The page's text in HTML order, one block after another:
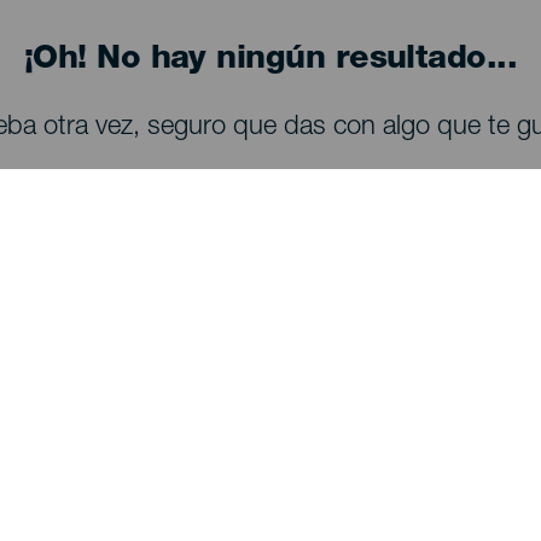
¡Oh! No hay ningún resultado...
otra vez, seguro que das con algo que te